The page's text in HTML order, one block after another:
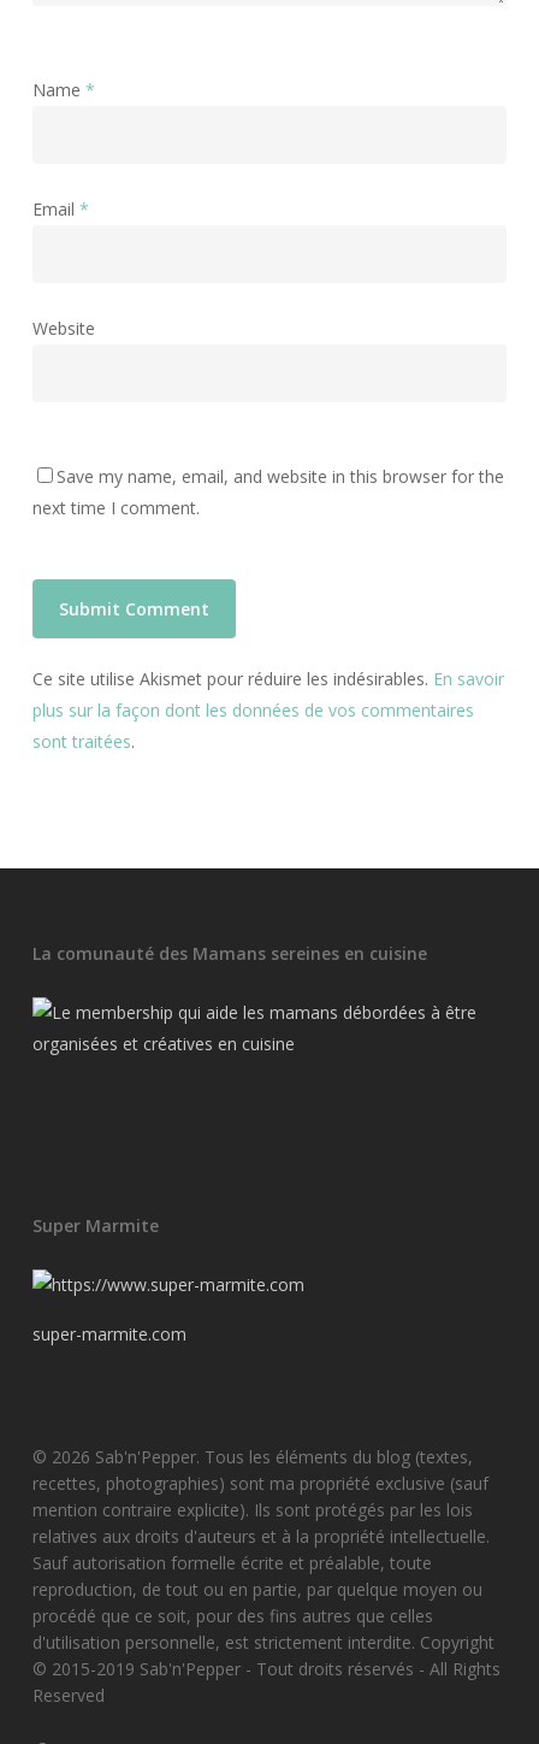
Name *
Email *
Website
Save my name, email, and website in this browser for the
next time I comment.
Ce site utilise Akismet pour réduire les indésirables. En savoir
plus sur la façon dont les données de vos commentaires
sont traitées.
La comunauté des Mamans sereines en cuisine
Super Marmite
super-marmite.com
© 2026 Sab'n'Pepper. Tous les éléments du blog (textes,
recettes, photographies) sont ma propriété exclusive (sauf
mention contraire explicite). Ils sont protégés par les lois
relatives aux droits d'auteurs et à la propriété intellectuelle.
Sauf autorisation formelle écrite et préalable, toute
reproduction, de tout ou en partie, par quelque moyen ou
procédé que ce soit, pour des fins autres que celles
d'utilisation personnelle, est strictement interdite. Copyright
© 2015-2019 Sab'n'Pepper - Tout droits réservés - All Rights
Reserved